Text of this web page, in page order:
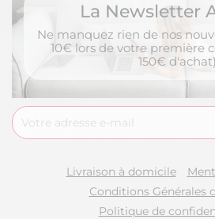
La Newsletter
Ne manquez rien de nos
10€ lors de votre première
150€ d'achat)
Livraison à domicile
Conditions Générales
Politique de